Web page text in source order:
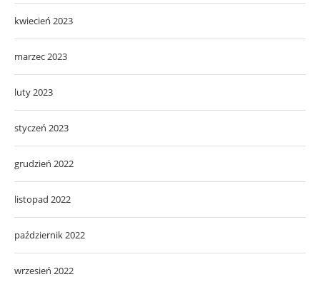
luty 2023
styczeń 2023
grudzień 2022
listopad 2022
październik 2022
wrzesień 2022
sierpień 2022
lipiec 2022